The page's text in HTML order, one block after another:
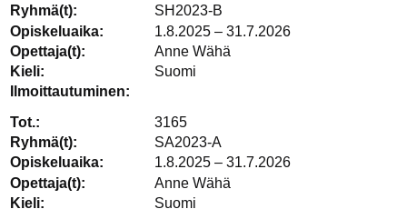
SH2023-B
1.8.2025 – 31.7.2026
Anne Wähä
Suomi
3165
SA2023-A
1.8.2025 – 31.7.2026
Anne Wähä
Suomi